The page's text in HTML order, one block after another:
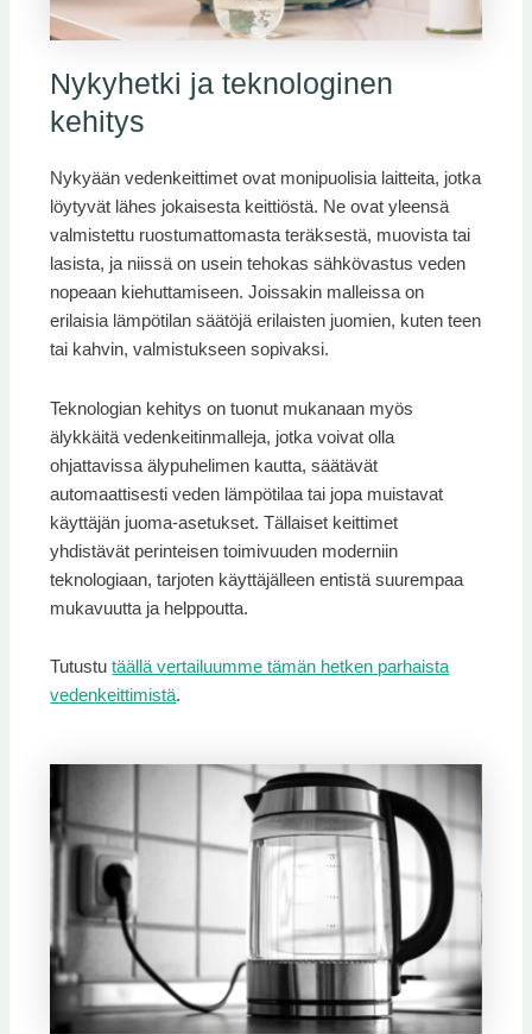
Nykyhetki ja teknologinen
kehitys
Nykyään vedenkeittimet ovat monipuolisia laitteita, jotka
löytyvät lähes jokaisesta keittiöstä. Ne ovat yleensä
valmistettu ruostumattomasta teräksestä, muovista tai
lasista, ja niissä on usein tehokas sähkövastus veden
nopeaan kiehuttamiseen. Joissakin malleissa on
erilaisia lämpötilan säätöjä erilaisten juomien, kuten teen
tai kahvin, valmistukseen sopivaksi.
Teknologian kehitys on tuonut mukanaan myös
älykkäitä vedenkeitinmalleja, jotka voivat olla
ohjattavissa älypuhelimen kautta, säätävät
automaattisesti veden lämpötilaa tai jopa muistavat
käyttäjän juoma-asetukset. Tällaiset keittimet
yhdistävät perinteisen toimivuuden moderniin
teknologiaan, tarjoten käyttäjälleen entistä suurempaa
mukavuutta ja helppoutta.
Tutustutäällä vertailuumme tämän hetken parhaista
vedenkeittimistä.